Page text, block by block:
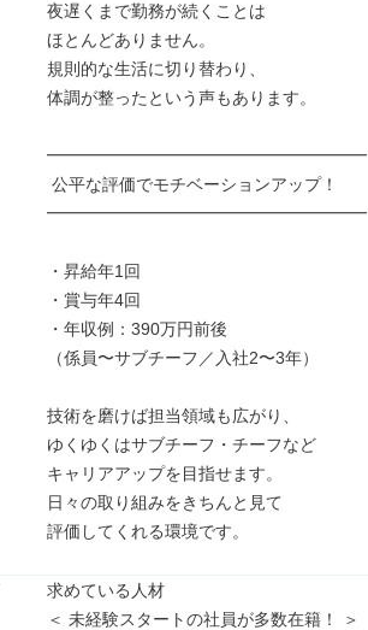
夜遅くまで勤務が続くことは
ほとんどありません。
規則的な生活に切り替わり、
体調が整ったという声もあります。
━━━━━━━━━━━━━━━━━━━
━━━━━━━━━━━━━━━━━━━
・昇給年1回
・賞与年4回
・年収例：390万円前後
（係員〜サブチーフ／入社2〜3年）
技術を磨けば担当領域も広がり、
ゆくゆくはサブチーフ・チーフなど
キャリアアップを目指せます。
日々の取り組みをきちんと見て
評価してくれる環境です。
求めている人材
＜ 未経験スタートの社員が多数在籍！ ＞